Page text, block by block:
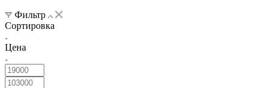
Фильтр
Сортировка
Цена